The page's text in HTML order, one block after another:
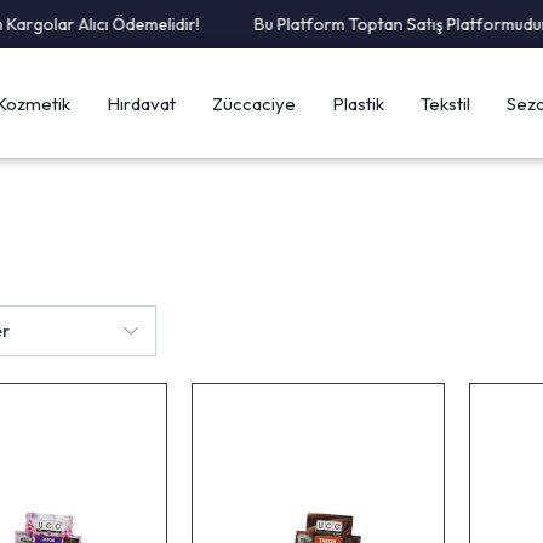
Alıcı Ödemelidir! Bu Platform Toptan Satış Platformudur.
Hırdavat Züccaciye Plastik Tekstil